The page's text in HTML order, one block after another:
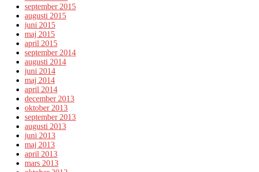
september 2015
augusti 2015
juni 2015
maj 2015
april 2015
september 2014
augusti 2014
juni 2014
maj 2014
april 2014
december 2013
oktober 2013
september 2013
augusti 2013
juni 2013
maj 2013
april 2013
mars 2013